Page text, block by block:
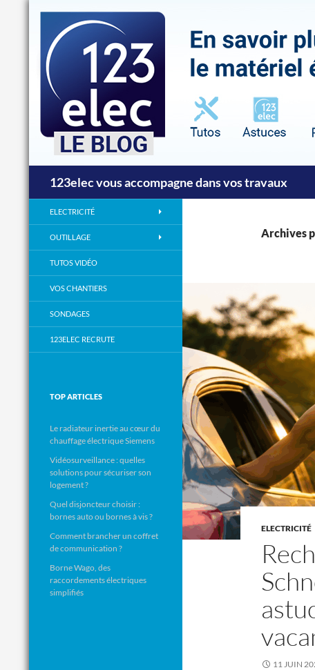
123elec vous accompagne dans vos travaux
Archives
ELECTRICITÉ
11 JUIN
ELECTRICITÉ
OUTILLAGE
TUTOS VIDÉO
VOS CHANTIERS
SONDAGES
123ELEC RECRUTE
TOP ARTICLES
Le radiateur inertie au cœur du
chauffage électrique Siemens
Vidéosurveillance : quelles
solutions pour sécuriser son
logement ?
Quel disjoncteur choisir :
bornes auto ou bornes à vis ?
Comment brancher un coffret
de communication ?
Borne Wago, des
raccordements électriques
simplifiés